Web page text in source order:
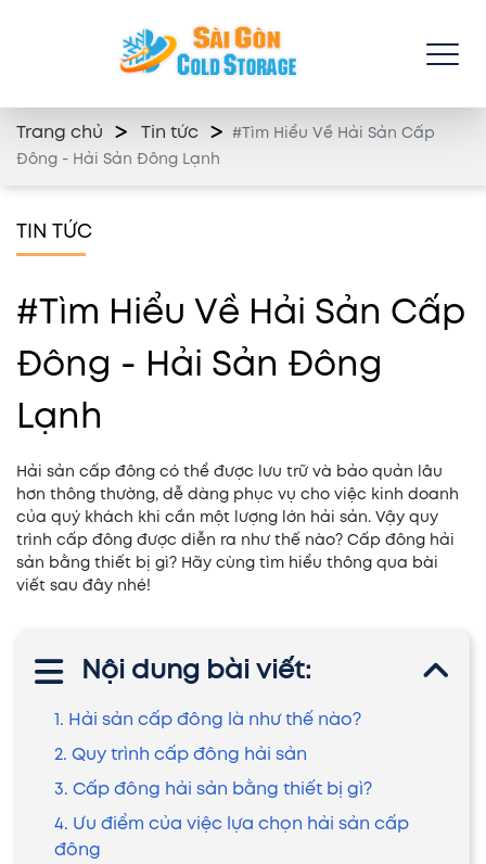
Trang chủ Tin tức
#Tìm Hiểu Về Hải Sản Cấp
Đông - Hải Sản Đông Lạnh
TIN TỨC
#Tìm Hiểu Về Hải Sản Cấp
Đông - Hải Sản Đông
Lạnh
Hải sản cấp đông có thể được lưu trữ và bảo quản lâu
hơn thông thường, dễ dàng phục vụ cho việc kinh doanh
của quý khách khi cần một lượng lớn hải sản. Vậy quy
trình cấp đông được diễn ra như thế nào? Cấp đông hải
sản bằng thiết bị gì? Hãy cùng tìm hiểu thông qua bài
viết sau đây nhé!
Nội dung bài viết:
1. Hải sản cấp đông là như thế nào?
2. Quy trình cấp đông hải sản
3. Cấp đông hải sản bằng thiết bị gì?
4. Ưu điểm của việc lựa chọn hải sản cấp
đông